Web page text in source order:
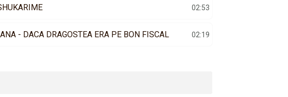
02:53
- DACA DRAGOSTEA ERA PE BON FISCAL 02:19